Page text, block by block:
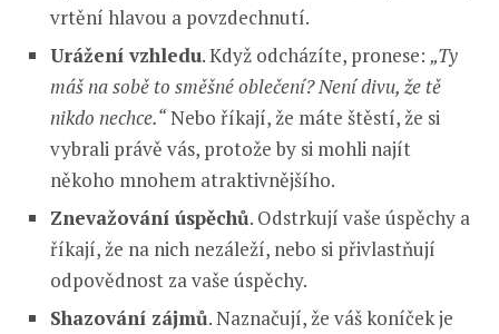
vrtění hlavou a povzdechnutí.
Urážení vzhledu. Když odcházíte, pronese: „Ty
máš na sobě to směšné oblečení?Není divu, že tě
nikdo nechce.“Nebo říkají, že máte štěstí, že si
vybrali právě vás, protože by si mohli najít
někoho mnohem atraktivnějšího.
Znevažování úspěchů. Odstrkují vaše úspěchy a
říkají, že na nich nezáleží, nebo si přivlastňují
odpovědnost za vaše úspěchy.
Shazování zájmů. Naznačují, že váš koníček je